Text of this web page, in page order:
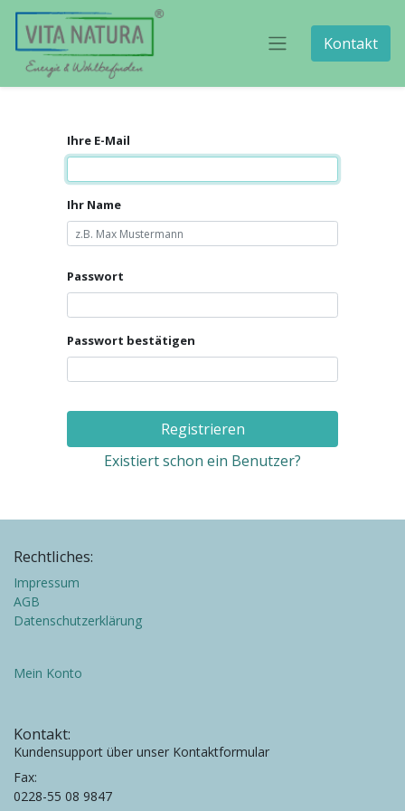
Kontakt
Ihre E-Mail
Ihr Name
Passwort
Passwort bestätigen
Registrieren
Existiert schon ein Benutzer?
Rechtliches:
Impressum
AGB
Datenschutzerklärung
Mein Konto
Kontakt:
Kundensupport über unser Kontaktformular
Fax:
0228-55 08 9847